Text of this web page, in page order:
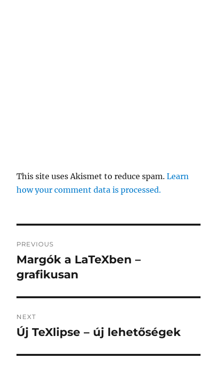
This site uses Akismet to reduce spam.Learn
how your comment data is processed.
navigation
PREVIOUS
Previous
post:
Margók a LaTeXben –
grafikusan
NEXT
Next
Új TeXlipse – új lehetőségek